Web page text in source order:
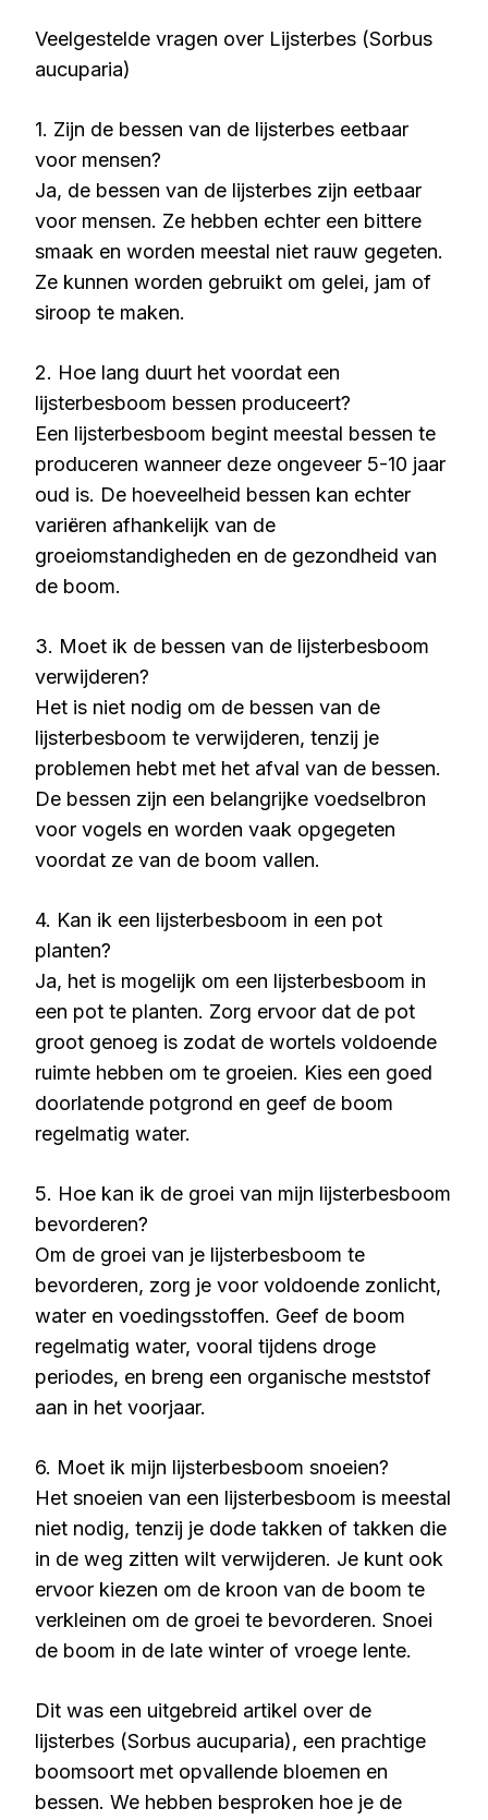
Veelgestelde vragen over Lijsterbes (Sorbus
aucuparia)
1. Zijn de bessen van de lijsterbes eetbaar
voor mensen?
Ja, de bessen van de lijsterbes zijn eetbaar
voor mensen. Ze hebben echter een bittere
smaak en worden meestal niet rauw gegeten.
Ze kunnen worden gebruikt om gelei, jam of
siroop te maken.
2. Hoe lang duurt het voordat een
lijsterbesboom bessen produceert?
Een lijsterbesboom begint meestal bessen te
produceren wanneer deze ongeveer 5-10 jaar
oud is. De hoeveelheid bessen kan echter
variëren afhankelijk van de
groeiomstandigheden en de gezondheid van
de boom.
3. Moet ik de bessen van de lijsterbesboom
verwijderen?
Het is niet nodig om de bessen van de
lijsterbesboom te verwijderen, tenzij je
problemen hebt met het afval van de bessen.
De bessen zijn een belangrijke voedselbron
voor vogels en worden vaak opgegeten
voordat ze van de boom vallen.
4. Kan ik een lijsterbesboom in een pot
planten?
Ja, het is mogelijk om een lijsterbesboom in
een pot te planten. Zorg ervoor dat de pot
groot genoeg is zodat de wortels voldoende
ruimte hebben om te groeien. Kies een goed
doorlatende potgrond en geef de boom
regelmatig water.
5. Hoe kan ik de groei van mijn lijsterbesboom
bevorderen?
Om de groei van je lijsterbesboom te
bevorderen, zorg je voor voldoende zonlicht,
water en voedingsstoffen. Geef de boom
regelmatig water, vooral tijdens droge
periodes, en breng een organische meststof
aan in het voorjaar.
6. Moet ik mijn lijsterbesboom snoeien?
Het snoeien van een lijsterbesboom is meestal
niet nodig, tenzij je dode takken of takken die
in de weg zitten wilt verwijderen. Je kunt ook
ervoor kiezen om de kroon van de boom te
verkleinen om de groei te bevorderen. Snoei
de boom in de late winter of vroege lente.
Dit was een uitgebreid artikel over de
lijsterbes (Sorbus aucuparia), een prachtige
boomsoort met opvallende bloemen en
bessen. We hebben besproken hoe je de